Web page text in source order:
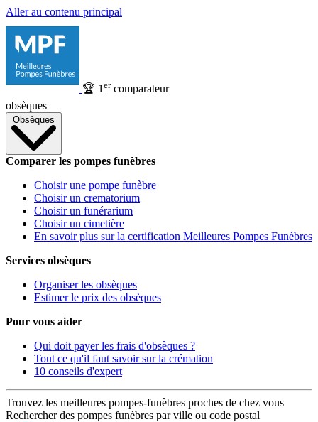
Aller au contenu principal
🏆 1 ercomparateur
obsèques
Obsèques
Comparer les pompes funèbres
Choisir une pompe funèbre
Choisir un crematorium
Choisir un funérarium
Choisir un cimetière
En savoir plus sur la certification Meilleures Pompes Funèbres
Services obsèques
Organiser les obsèques
Estimer le prix des obsèques
Pour vous aider
Qui doit payer les frais d'obsèques ?
Tout ce qu'il faut savoir sur la crémation
10 conseils d'expert
Trouvez les meilleures pompes-funèbres proches de chez vous
Rechercher des pompes funèbres par ville ou code postal